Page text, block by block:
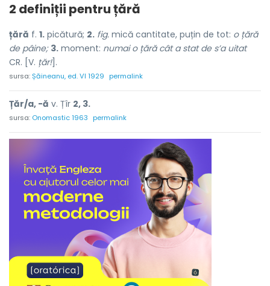
2 definiții pentruțără
țără f. 1. picătură; 2. fig. mică cantitate, puțin de tot: o țără
de pâine; 3. moment: numai o țără cât a stat de s’a uitat
CR. [V. țăr!].
sursa:Șăineanu, ed. VI 1929 permalink
Țăr/a, -ă v. Țîr 2, 3.
sursa: Onomastic 1963 permalink